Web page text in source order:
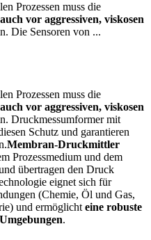
Prozessen muss die
vor aggressiven, viskosen
Die Sensoren von ...
Prozessen muss die
vor aggressiven, viskosen
Druckmessumformer mit
Schutz und garantieren
Membran-Druckmittler
Prozessmedium und dem
übertragen den Druck
eignet sich für
(Chemie, Öl und Gas,
und ermöglicht eine robuste
.